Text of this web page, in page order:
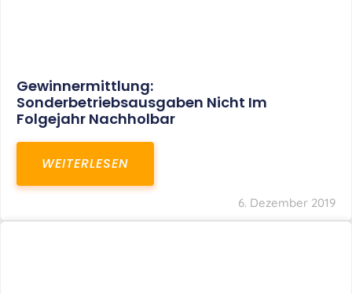
Gewinnermittlung:
Sonderbetriebsausgaben Nicht Im
Folgejahr Nachholbar
WEITERLESEN
6. Dezember 2019